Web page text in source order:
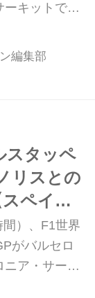
ーキットで開
ニャGPか
めにあた
がシーズン
ランプリと
編集部
スタッペ
リスとの
ペイン
）、F1世界
がバルセロ
ニア・サーキ
ルのマック